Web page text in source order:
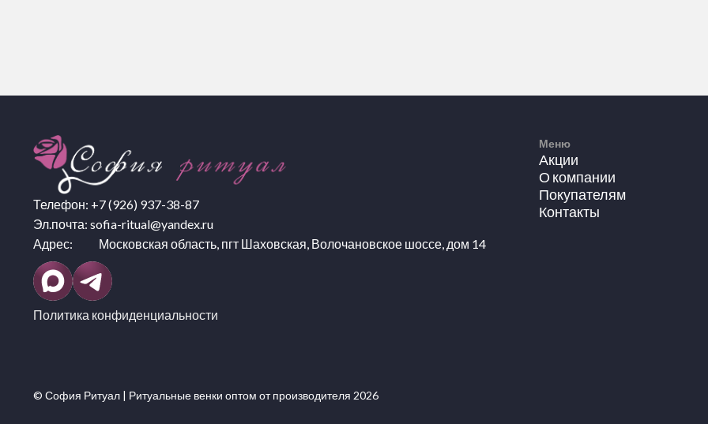
Телефон: +7 (926) 937-38-87
Эл.почта: sofia-ritual@yandex.ru
Адрес: Московская область, пгт Шаховская, Волочановское шоссе, дом 14
Политика конфиденциальности
Меню
Акции
О компании
Покупателям
Контакты
© София Ритуал | Ритуальные венки оптом от производителя 2026